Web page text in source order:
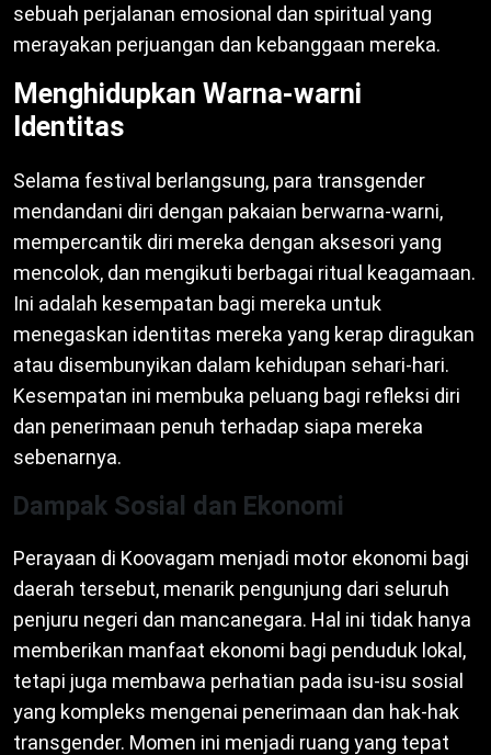
sebuah perjalanan emosional dan spiritual yang
merayakan perjuangan dan kebanggaan mereka.
Menghidupkan Warna-warni
Identitas
Selama festival berlangsung, para transgender
mendandani diri dengan pakaian berwarna-warni,
mempercantik diri mereka dengan aksesori yang
mencolok, dan mengikuti berbagai ritual keagamaan.
Ini adalah kesempatan bagi mereka untuk
menegaskan identitas mereka yang kerap diragukan
atau disembunyikan dalam kehidupan sehari-hari.
Kesempatan ini membuka peluang bagi refleksi diri
dan penerimaan penuh terhadap siapa mereka
sebenarnya.
Dampak Sosial dan Ekonomi
Perayaan di Koovagam menjadi motor ekonomi bagi
daerah tersebut, menarik pengunjung dari seluruh
penjuru negeri dan mancanegara. Hal ini tidak hanya
memberikan manfaat ekonomi bagi penduduk lokal,
tetapi juga membawa perhatian pada isu-isu sosial
yang kompleks mengenai penerimaan dan hak-hak
transgender. Momen ini menjadi ruang yang tepat